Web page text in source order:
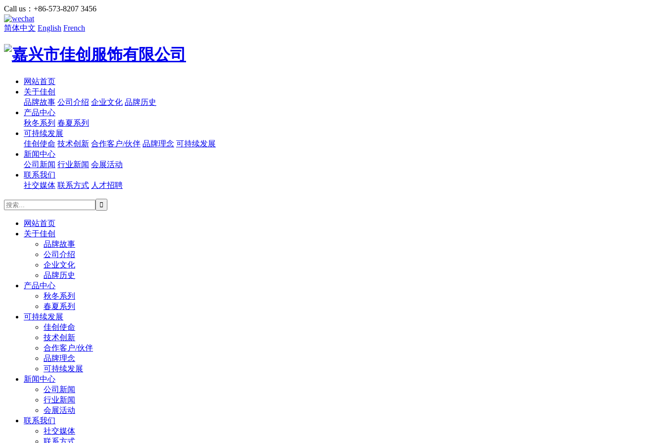
Call us：+86-573-8207 3456
简体中文 English French
网站首页
关于佳创
品牌故事 公司介绍 企业文化 品牌历史
产品中心
秋冬系列 春夏系列
可持续发展
佳创使命 技术创新 合作客户/伙伴 品牌理念 可持续发展
新闻中心
公司新闻 行业新闻 会展活动
联系我们
社交媒体 联系方式 人才招聘
网站首页
关于佳创
品牌故事
公司介绍
企业文化
品牌历史
产品中心
秋冬系列
春夏系列
可持续发展
佳创使命
技术创新
合作客户/伙伴
品牌理念
可持续发展
新闻中心
公司新闻
行业新闻
会展活动
联系我们
社交媒体
联系方式